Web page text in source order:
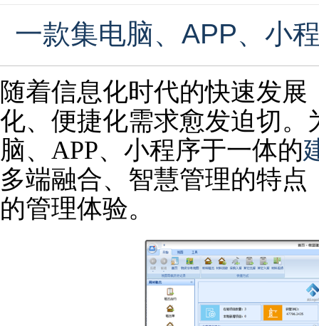
一款集电脑、APP、小
随着信息化时代的快速发
化、便捷化需求愈发迫切
脑、APP、小程序于一体的
多端融合、智慧管理的特
的管理体验。